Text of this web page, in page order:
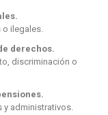
ilegales.
derechos.
discriminación o
administrativos.